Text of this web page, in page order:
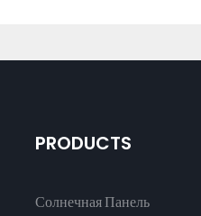
PRODUCTS
Солнечная Панель